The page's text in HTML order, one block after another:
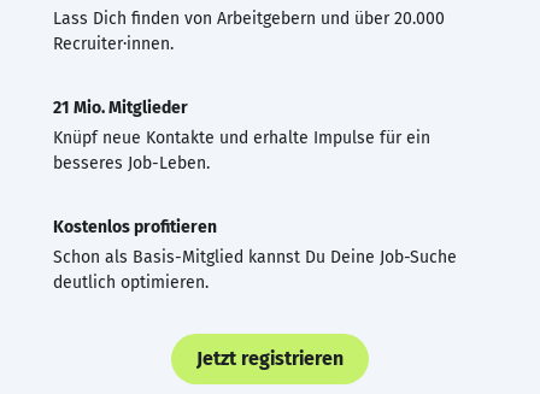
Lass Dich finden von Arbeitgebern und über 20.000
Recruiter·innen.
21 Mio. Mitglieder
Knüpf neue Kontakte und erhalte Impulse für ein
besseres Job-Leben.
Kostenlos profitieren
Schon als Basis-Mitglied kannst Du Deine Job-Suche
deutlich optimieren.
Jetzt registrieren